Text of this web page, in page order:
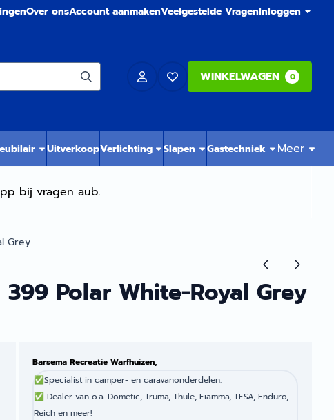
Over onsAccount aanmakenVeelgestelde VragenInloggen
WINKELWAGEN 0
UitverkoopVerlichting Slapen Gastechniek Meer
bij vragen aub.
Grey
Polar White-Royal Grey
Barsema Recreatie Warfhuizen,
✅Specialist in camper- en caravanonderdelen.
✅Dealer van o.a. Dometic, Truma, Thule, Fiamma, TESA, Enduro,
Reich en meer!